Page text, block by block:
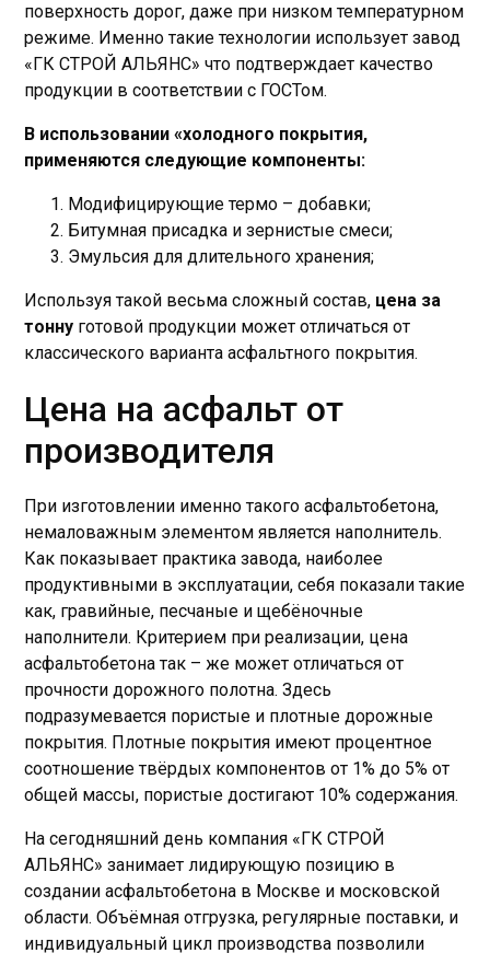
поверхность дорог, даже при низком температурном
режиме. Именно такие технологии использует завод
«ГК СТРОЙ АЛЬЯНС» что подтверждает качество
продукции в соответствии с ГОСТом.
В использовании «холодного покрытия,
применяются следующие компоненты:
Модифицирующие термо – добавки;
Битумная присадка и зернистые смеси;
Эмульсия для длительного хранения;
Используя такой весьма сложный состав, цена за
тонну готовой продукции может отличаться от
классического варианта асфальтного покрытия.
Цена на асфальт от
производителя
При изготовлении именно такого асфальтобетона,
немаловажным элементом является наполнитель.
Как показывает практика завода, наиболее
продуктивными в эксплуатации, себя показали такие
как, гравийные, песчаные и щебёночные
наполнители. Критерием при реализации, цена
асфальтобетона так – же может отличаться от
прочности дорожного полотна. Здесь
подразумевается пористые и плотные дорожные
покрытия. Плотные покрытия имеют процентное
соотношение твёрдых компонентов от 1% до 5% от
общей массы, пористые достигают 10% содержания.
На сегодняшний день компания «ГК СТРОЙ
АЛЬЯНС» занимает лидирующую позицию в
создании асфальтобетона в Москве и московской
области. Объёмная отгрузка, регулярные поставки, и
индивидуальный цикл производства позволили